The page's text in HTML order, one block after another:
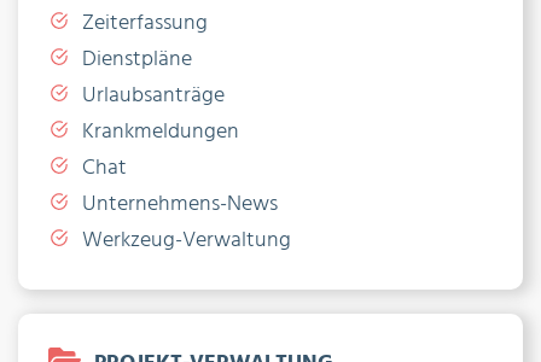
Zeiterfassung
Dienstpläne
Urlaubsanträge
Krankmeldungen
Chat
Unternehmens-News
Werkzeug-Verwaltung